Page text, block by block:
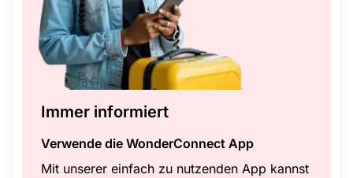
Immer informiert
Verwende die WonderConnect App
Mit unserer einfach zu nutzenden App kannst